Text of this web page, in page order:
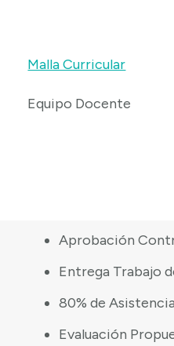
Malla Curricular
Equipo Docente
Aprobación
Entrega Trabajo
80% de
Evaluación